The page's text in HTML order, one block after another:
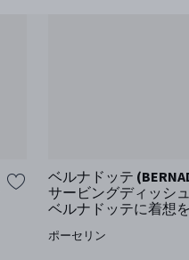
ベルナドッテ
サービングディッシ
ベルナドッテに着想
ポーセリン